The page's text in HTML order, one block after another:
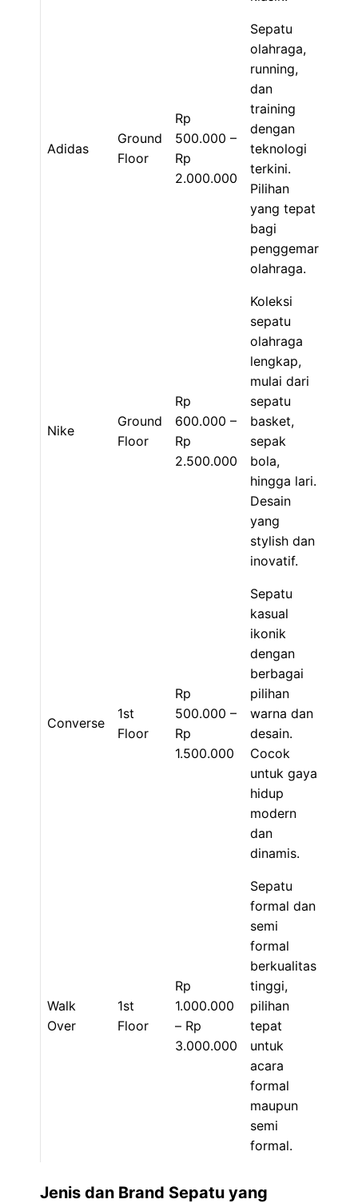
Adidas
Ground
Floor
Rp
500.000 –
Rp
2.000.000
Sepatu
olahraga,
running,
dan
training
dengan
teknologi
terkini.
Pilihan
yang tepat
bagi
penggemar
olahraga.
Nike
Ground
Floor
Rp
600.000 –
Rp
2.500.000
Koleksi
sepatu
olahraga
lengkap,
mulai dari
sepatu
basket,
sepak
bola,
hingga lari.
Desain
yang
stylish dan
inovatif.
Converse
1st
Floor
Rp
500.000 –
Rp
1.500.000
Sepatu
kasual
ikonik
dengan
berbagai
pilihan
warna dan
desain.
Cocok
untuk gaya
hidup
modern
dan
dinamis.
Walk
Over
1st
Floor
Rp
1.000.000
– Rp
3.000.000
Sepatu
formal dan
semi
formal
berkualitas
tinggi,
pilihan
tepat
untuk
acara
formal
maupun
semi
formal.
Jenis dan Brand Sepatu yang